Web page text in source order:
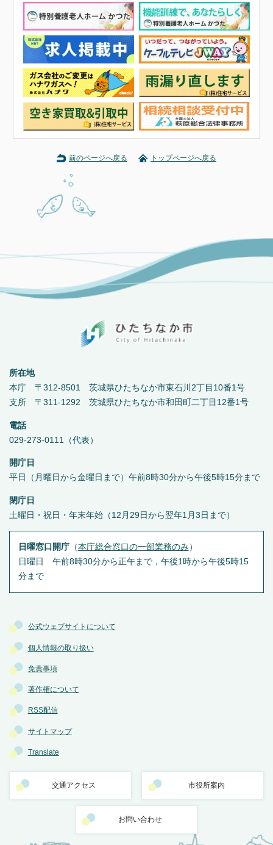
前のページへ戻る トップページへ戻る
公式ウェブサイトについて
個人情報の取り扱い
免責事項
著作権について
RSS配信
サイトマップ
Translate
交通アクセス 市役所案内
お問い合わせ
所在地
本庁 〒312-8501 茨城県ひたちなか市東石川2丁目10番1号
支所 〒311-1292 茨城県ひたちなか市和田町二丁目12番1号
電話
029-273-0111（代表）
開庁日
平日（月曜日から金曜日まで）午前8時30分から午後5時15分まで
閉庁日
土曜日・祝日・年末年始（12月29日から翌年1月3日まで）
日曜窓口開庁（本庁総合窓口の一部業務のみ ）
日曜日 午前8時30分から正午まで，午後1時から午後5時15
分まで